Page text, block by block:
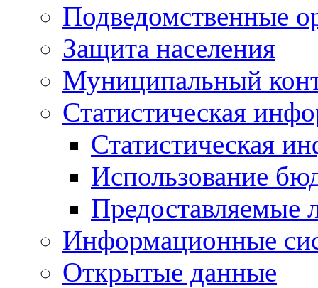
Подведомственные
Защита населения
Муниципальный
Статистическая
Статистическая
Использование
Предоставляемые
Информационные
Открытые данные